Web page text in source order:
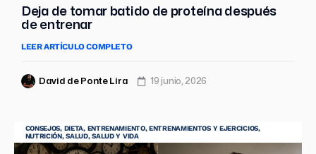
Deja de tomar batido de proteína después
de entrenar
LEER ARTÍCULO COMPLETO
David de Ponte Lira 19 junio, 2026
CONSEJOS, DIETA, ENTRENAMIENTO,ENTRENAMIENTOS Y EJERCICIOS,
NUTRICIÓN,SALUD,SALUD Y VIDA